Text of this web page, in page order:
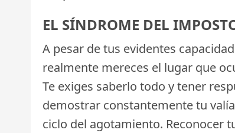
EL SÍNDROME DEL
A pesar de tus evidentes
realmente mereces el lugar que
Te exiges saberlo todo y tener
demostrar constantemente tu
ciclo del agotamiento. Reconocer